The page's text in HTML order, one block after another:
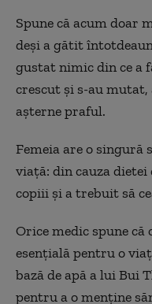
Spune că acum doar
deși a gătit
gustat nimic din ce a
crescut și s-au mutat,
așterne praful.
Femeia are o singură
viață: din cauza
copiii și a trebuit să
Orice medic spune
esențială pentru o
bază de apă a lui Bui
pentru a o menține